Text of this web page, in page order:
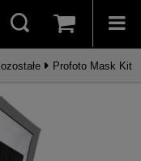
Profoto Mask Kit